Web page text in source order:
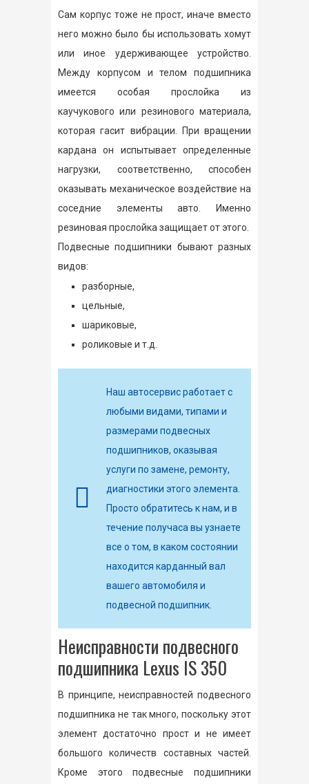
Сам корпус тоже не прост, иначе вместо
него можно было бы использовать хомут
или иное удерживающее устройство.
Между корпусом и телом подшипника
имеется особая прослойка из
каучукового или резинового материала,
которая гасит вибрации. При вращении
кардана он испытывает определенные
нагрузки, соответственно, способен
оказывать механическое воздействие на
соседние элементы авто. Именно
резиновая прослойка защищает от этого.
Подвесные подшипники бывают разных
видов:
разборные,
цельные,
шариковые,
роликовые и т.д.
Наш автосервис работает с
любыми видами, типами и
размерами подвесных
подшипников, оказывая
услуги по замене, ремонту,
диагностики этого элемента.
Просто обратитесь к нам, и в
течение получаса вы узнаете
все о том, в каком состоянии
находится карданный вал
вашего автомобиля и
подвесной подшипник.
Неисправности подвесного
подшипника Lexus IS 350
В принципе, неисправностей подвесного
подшипника не так много, поскольку этот
элемент достаточно прост и не имеет
большого количеств составных частей.
Кроме этого подвесные подшипники